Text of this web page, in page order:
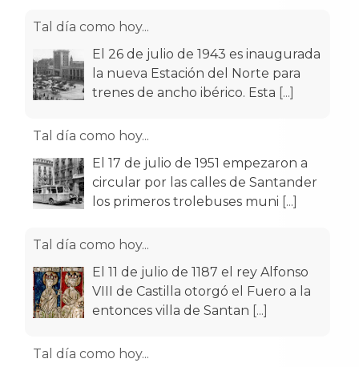
Tal día como hoy...
El 26 de julio de 1943 es inaugurada
la nueva Estación del Norte para
trenes de ancho ibérico. Esta [...]
Tal día como hoy...
El 17 de julio de 1951 empezaron a
circular por las calles de Santander
los primeros trolebuses muni [...]
Tal día como hoy...
El 11 de julio de 1187 el rey Alfonso
VIII de Castilla otorgó el Fuero a la
entonces villa de Santan [...]
Tal día como hoy...